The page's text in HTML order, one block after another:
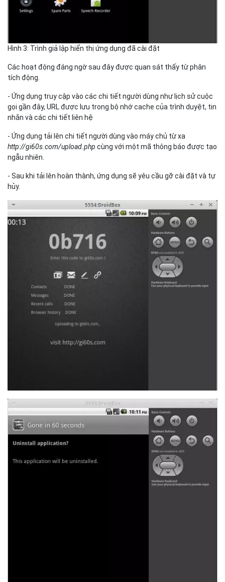
Hình 3: Trình giả lập hiển thị ứng dụng đã cài đặt
Các hoạt động đáng ngờ sau đây được quan sát thấy từ phân
tích động.
- Ứng dụng truy cập vào các chi tiết người dùng như lịch sử cuộc
gọi gần đây, URL được lưu trong bộ nhớ cache của trình duyệt, tin
nhắn và các chi tiết liên hệ
- Ứng dụng tải lên chi tiết người dùng vào máy chủ từ xa
http://gi60s.com/upload.php cùng với một mã thông báo được tạo
ngẫu nhiên.
- Sau khi tải lên hoàn thành, ứng dụng sẽ yêu cầu gỡ cài đặt và tự
hủy.